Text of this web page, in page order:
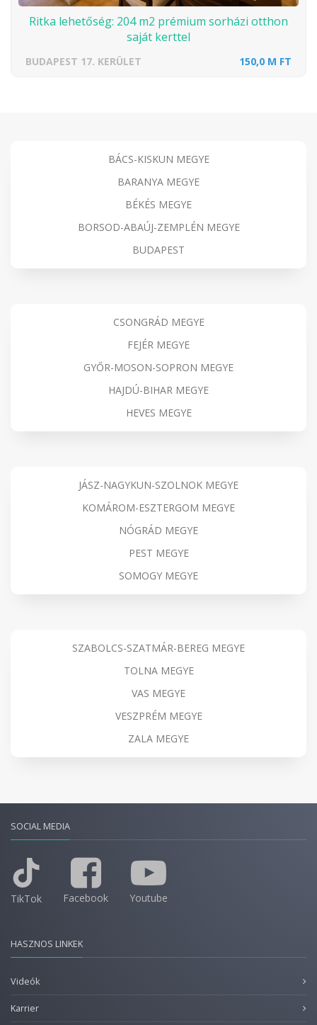
Ritka lehetőség: 204 m2 prémium sorházi otthon
saját kerttel
BUDAPEST 17. KERÜLET 150,0 M FT
BÁCS-KISKUN MEGYE
BARANYA MEGYE
BÉKÉS MEGYE
BORSOD-ABAÚJ-ZEMPLÉN MEGYE
BUDAPEST
CSONGRÁD MEGYE
FEJÉR MEGYE
GYŐR-MOSON-SOPRON MEGYE
HAJDÚ-BIHAR MEGYE
HEVES MEGYE
JÁSZ-NAGYKUN-SZOLNOK MEGYE
KOMÁROM-ESZTERGOM MEGYE
NÓGRÁD MEGYE
PEST MEGYE
SOMOGY MEGYE
SZABOLCS-SZATMÁR-BEREG MEGYE
TOLNA MEGYE
VAS MEGYE
VESZPRÉM MEGYE
ZALA MEGYE
SOCIAL MEDIA
TikTok Facebook Youtube
HASZNOS LINKEK
Videók
Karrier